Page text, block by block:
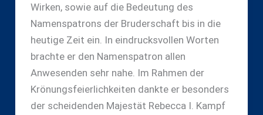
Wirken, sowie auf die Bedeutung des
Namenspatrons der Bruderschaft bis in die
heutige Zeit ein. In eindrucksvollen Worten
brachte er den Namenspatron allen
Anwesenden sehr nahe. Im Rahmen der
Krönungsfeierlichkeiten dankte er besonders
der scheidenden Majestät Rebecca I. Kampf